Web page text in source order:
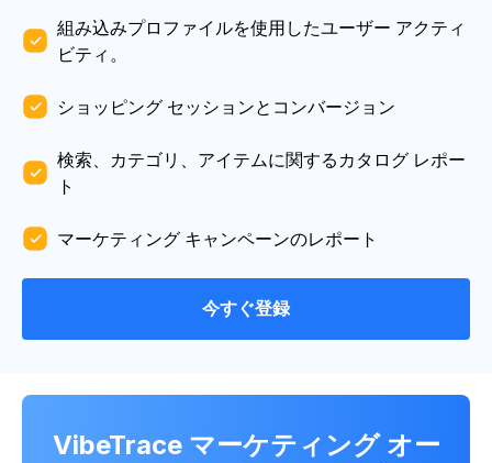
組み込みプロファイルを使用したユーザー アクティ
ビティ。
ショッピング セッションとコンバージョン
検索、カテゴリ、アイテムに関するカタログ レポー
ト
マーケティング キャンペーンのレポート
今すぐ登録
VibeTrace マーケティング オー